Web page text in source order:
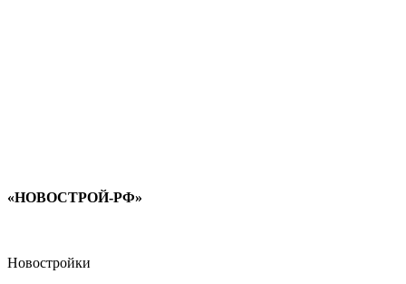
«НОВОСТРОЙ-РФ»
Новостройки